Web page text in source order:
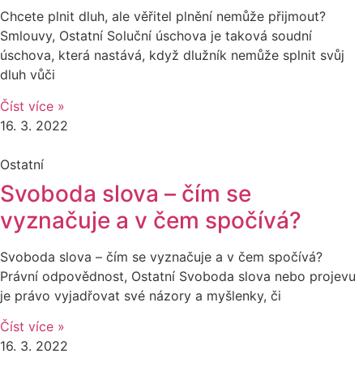
Chcete plnit dluh, ale věřitel plnění nemůže přijmout?
Smlouvy, Ostatní Soluční úschova je taková soudní
úschova, která nastává, když dlužník nemůže splnit svůj
dluh vůči
Číst více »
16. 3. 2022
Ostatní
Svoboda slova – čím se
vyznačuje a v čem spočívá?
Svoboda slova – čím se vyznačuje a v čem spočívá?
Právní odpovědnost, Ostatní Svoboda slova nebo projevu
je právo vyjadřovat své názory a myšlenky, či
Číst více »
16. 3. 2022